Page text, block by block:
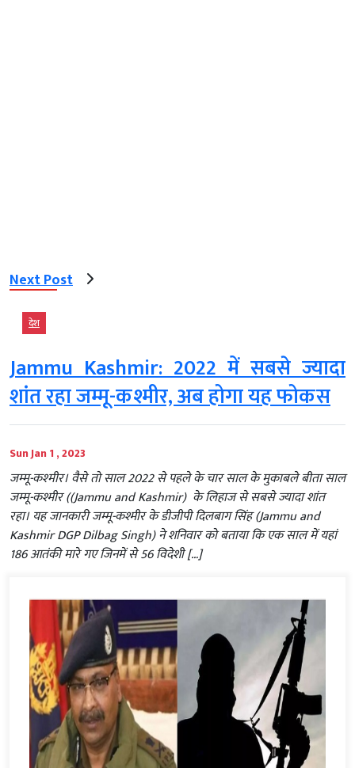
Next Post
देश
Jammu Kashmir: 2022 में सबसे ज्यादा
शांत रहा जम्मू-कश्मीर, अब होगा यह फोकस
Sun Jan 1 , 2023
जम्‍मू-कश्‍मीर। वैसे तो साल 2022 से पहले के चार साल के मुकाबले बीता साल
जम्मू-कश्मीर ((Jammu and Kashmir) के लिहाज से सबसे ज्यादा शांत
रहा। यह जानकारी जम्मू-कश्मीर के डीजीपी दिलबाग सिंह (Jammu and
Kashmir DGP Dilbag Singh) ने शनिवार को बताया कि एक साल में यहां
186 आतंकी मारे गए जिनमें से 56 विदेशी […]